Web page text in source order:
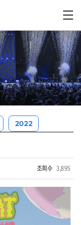
2022
조회수 3,895